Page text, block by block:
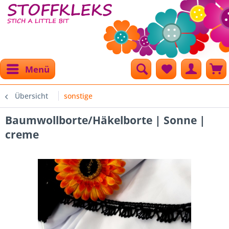
Menü
Übersicht sonstige
Baumwollborte/Häkelborte | Sonne |
creme